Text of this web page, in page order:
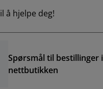
å hjelpe deg!
Spørsmål til bestillinger i
nettbutikken